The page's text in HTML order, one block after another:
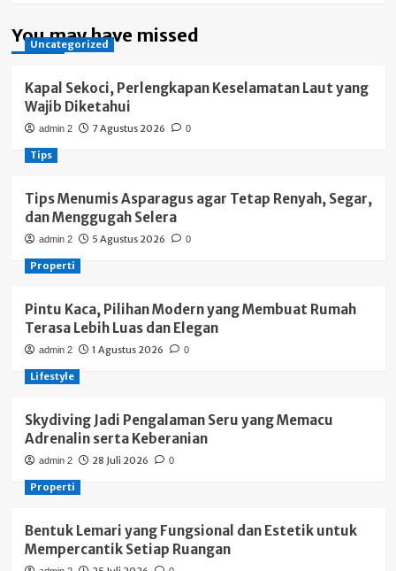
You may have missed
Uncategorized
Kapal Sekoci, Perlengkapan Keselamatan Laut yang
Wajib Diketahui
admin 2 7 Agustus 2026 0
Tips
Tips Menumis Asparagus agar Tetap Renyah, Segar,
dan Menggugah Selera
admin 2 5 Agustus 2026 0
Properti
Pintu Kaca, Pilihan Modern yang Membuat Rumah
Terasa Lebih Luas dan Elegan
admin 2 1 Agustus 2026 0
Lifestyle
Skydiving Jadi Pengalaman Seru yang Memacu
Adrenalin serta Keberanian
admin 2 28 Juli 2026 0
Properti
Bentuk Lemari yang Fungsional dan Estetik untuk
Mempercantik Setiap Ruangan